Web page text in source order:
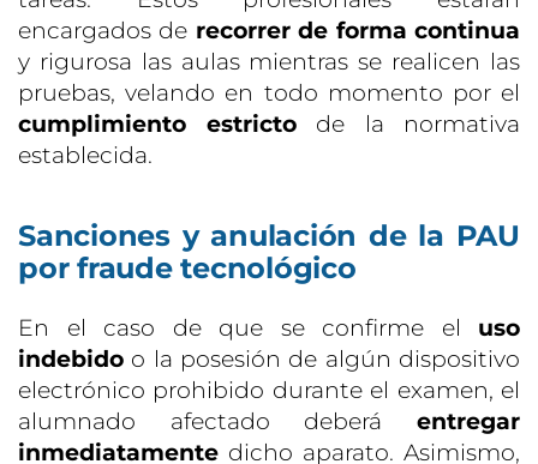
encargados de recorrer de forma continua
y rigurosa las aulas mientras se realicen las
pruebas, velando en todo momento por el
cumplimiento estrictode la normativa
establecida.
Sanciones y anulación de la PAU
por fraude tecnológico
En el caso de que se confirme el uso
indebido o la posesión de algún dispositivo
electrónico prohibido durante el examen, el
alumnado afectado deberá entregar
inmediatamente dicho aparato. Asimismo,